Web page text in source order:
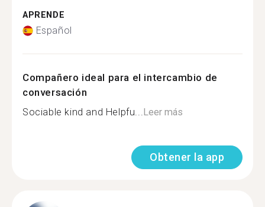
APRENDE
Español
Compañero ideal para el intercambio de
conversación
Sociable kind and Helpfu...Leer más
Obtener la app